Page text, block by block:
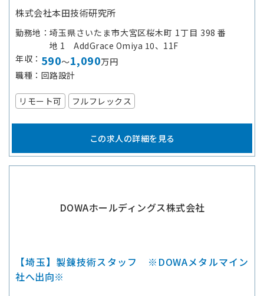
株式会社本田技術研究所
勤務地
埼玉県さいたま市大宮区桜木町 1丁目 398 番
地 1 AddGrace Omiya 10、11F
年収
590～1,090万円
職種
回路設計
リモート可 フルフレックス
この求人の詳細を見る
DOWAホールディングス株式会社
【埼玉】製錬技術スタッフ ※DOWAメタルマイン
社へ出向※